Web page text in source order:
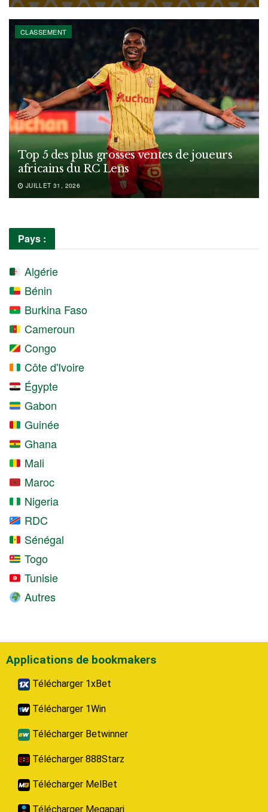
CLASSEMENT
Top 5 des plus grosses ventes de joueurs
africains du RC Lens
JUILLET 31, 2026
Pays :
Algérie
Bénin
Burkina Faso
Cameroun
Congo
Côte d'Ivoire
Égypte
Gabon
Guinée
Ghana
Mali
Maroc
Nigeria
RDC
Sénégal
Togo
Tunisie
Autres
Applications de bookmakers
Télécharger 1xBet
Télécharger 1Win
Télécharger Betwinner
Télécharger 888Starz
Télécharger MelBet
Télécharger Megapari